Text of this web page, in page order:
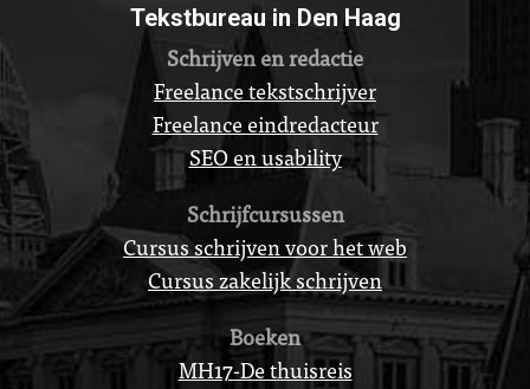
Tekstbureau in Den Haag
Schrijven en redactie
Freelance tekstschrijver
Freelance eindredacteur
SEO en usability
Schrijfcursussen
Cursus schrijven voor het web
Cursus zakelijk schrijven
Boeken
MH17-De thuisreis